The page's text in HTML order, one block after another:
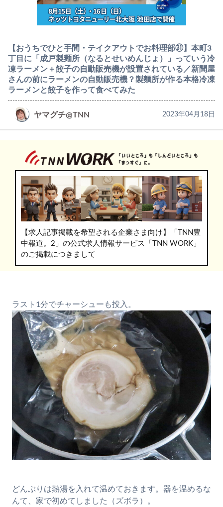
【おうちでひと手間・テイクアウトでお料理部㉛】本町3
丁目に「成戸製麺所（なるとせいめんじょ）」っていう冷
凍ラーメン＋餃子の自動販売機が設置されている／新聞屋
さんの前にラーメンの自動販売機？製麵所が作る本格冷凍
ラーメンと餃子を作って食べてみた
ヤマグチ@TNN 2023年04月18日
【求人記事掲載を希望される企業さま向け】「TNN豊
中報道。2」の公式求人情報サービス「TNN WORK」
のご掲載につきまして
ラスト1分でチャーシューも投入。
どんぶりは熱湯を入れて温めておきます。器を温めるな
んて、家で初めてしました（ズボラ）。